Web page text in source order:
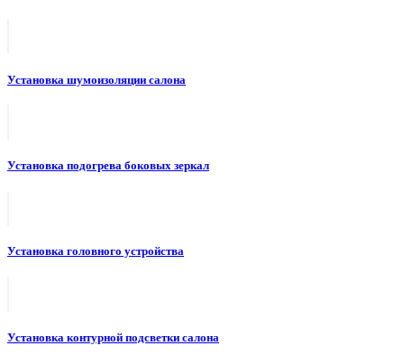
Установка шумоизоляции салона
Установка подогрева боковых зеркал
Установка головного устройства
Установка контурной подсветки салона